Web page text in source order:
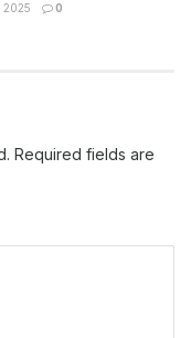
2025 0
Required fields are